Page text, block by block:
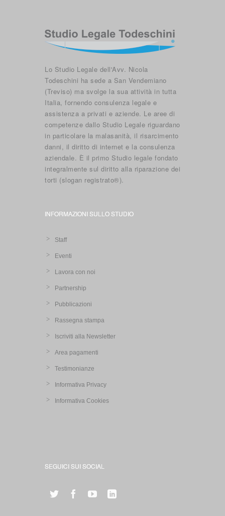
Lo Studio Legale dell'Avv. Nicola
Todeschini ha sede a San Vendemiano
(Treviso) ma svolge la sua attività in tutta
Italia, fornendo consulenza legale e
assistenza a privati e aziende. Le aree di
competenze dallo Studio Legale riguardano
in particolare la malasanità, il risarcimento
danni, il diritto di internet e la consulenza
aziendale. È il primo Studio legale fondato
integralmente sul diritto alla riparazione dei
torti (slogan registrato®).
INFORMAZIONI SULLO STUDIO
Staff
Eventi
Lavora con noi
Partnership
Pubblicazioni
Rassegna stampa
Iscriviti alla Newsletter
Area pagamenti
Testimonianze
Informativa Privacy
Informativa Cookies
SEGUICI SUI SOCIAL